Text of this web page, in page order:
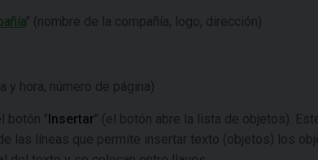
" (nombre de la compañía, logo, dirección)
hora, número de página)
botón "Insertar" (el botón abre la lista de objetos).
las líneas que permite insertar texto (objetos) los